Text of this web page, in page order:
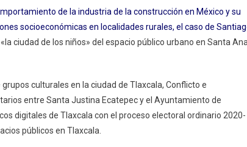
de la industria de la construcción en México y su
socioeconómicas en localidades rurales, el caso de
ciudad de los niños» del espacio público urbano en Santa
culturales en la ciudad de Tlaxcala, Conflicto e
entre Santa Justina Ecatepec y el Ayuntamiento de
digitales de Tlaxcala con el proceso electoral ordinario 2020-
públicos en Tlaxcala.